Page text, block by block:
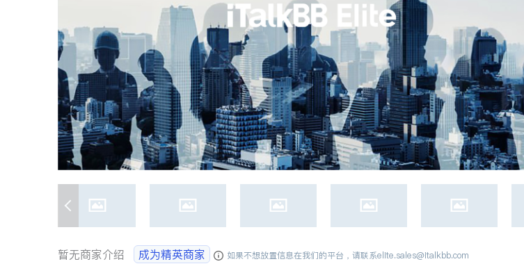
暂无商家介绍 成为精英商家 如果不想放置信息在我们的平台，请联系elite.sales@italkbb.com